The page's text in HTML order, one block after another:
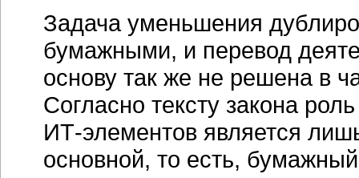
Задача уменьшения
бумажными, и перевод
основу так же не решена в
Согласно тексту закона
ИТ-элементов является
основной, то есть,